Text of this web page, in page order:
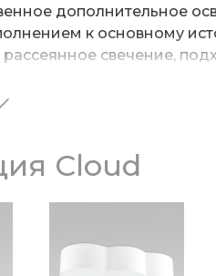
дополнительное
к основному
рассеянное свечение,
на максимальную
и прочного металла,
Светильник легко
планки, которая
Cloud